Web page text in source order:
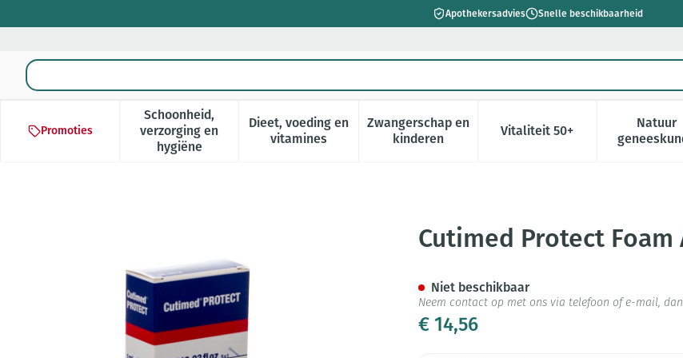
Apothekersadvies Snelle beschikbaarheid
Product, merk, categorie...
Promoties
Schoonheid,
verzorging en
hygiëne
Toon submenu voor Schoonheid, verzorging en hygiëne categorie
Dieet, voeding en
vitaminesToon submenu voor Dieet, voeding en vitamines categorie
Zwangerschap en
kinderenToon submenu voor Zwangerschap en
Vitaliteit 50+Toon submenu voor
Natuur
Cutimed Protect Foam Applicator 5x1ml 7265400
Cutimed Protect
€ 14,56
Niet beschikbaar
Neem contact op met ons via telefoon of e-mail,